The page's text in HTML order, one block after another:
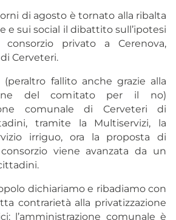
di agosto è tornato alla ribalta
e sui social il dibattito sull’ipotesi
privato a Cerenova,
Cerveteri.
fallito anche grazie alla
del comitato per il no)
comunale di Cerveteri di
tramite la Multiservizi, la
irriguo, ora la proposta di
viene avanzata da un
dichiariamo e ribadiamo con
contrarietà alla privatizzazione
l’amministrazione comunale è